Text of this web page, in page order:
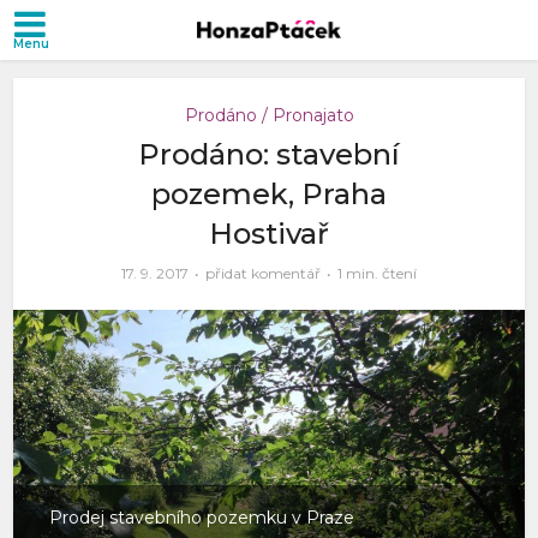
Prodáno / Pronajato
Prodáno: stavební
pozemek, Praha
Hostivař
17. 9. 2017 přidat komentář 1 min. čtení
Prodej stavebního pozemku v Praze